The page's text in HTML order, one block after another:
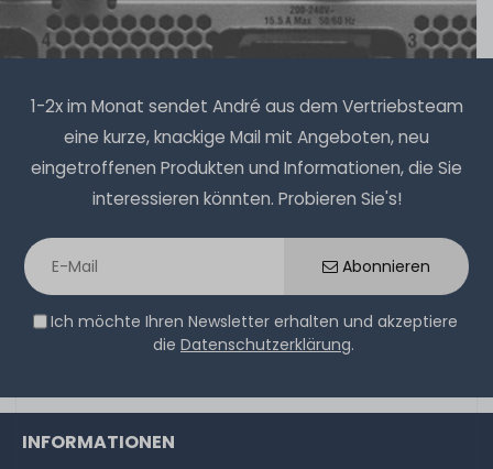
1-2x im Monat sendet André aus dem Vertriebsteam
eine kurze, knackige Mail mit Angeboten, neu
eingetroffenen Produkten und Informationen, die Sie
interessieren könnten. Probieren Sie's!
Abonnieren
Ich möchte Ihren Newsletter erhalten und akzeptiere
die Datenschutzerklärung.
INFORMATIONEN